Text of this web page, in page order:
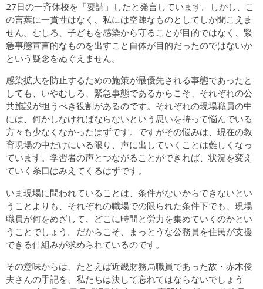
27日の一斉休校を「要請」したと発言しています。しかし、こ
の言葉に一貫性はなく、私には空疎なものとしてしか聞こえま
せん。むしろ、子どもを感染から守ることが目的ではなく、緊
急事態宣言的なものを出すこと自体が目的だったのではないか
という疑念をぬぐえません。
感染拡大を防止するための施策が最優先される事態であったと
しても、いやむしろ、緊急事態であるからこそ、それぞれの公
共施設が担うべき役割があるのです。それぞれの現場職員の中
には、何かしなければならないという思いを持って悩んでいる
方々も少なくなかったはずです。ですがその悩みは、現在の教
育現場の中だけにいる限り、声に出していくことは難しくなっ
ています。学習者の声とつながることができれば、状況を変え
ていく糸口はみえてくるはずです。
いま現場に問われていることは、条件がないからできないとい
うことよりも、それぞれの職場での限られた条件下でも、現場
職員が何をめざして、どこに時間と労力を集めていくのかとい
うことでしょう。だからこそ、まっとうな公務員を住民が支援
できる仕組みが求められているのです。
その意味からは、たとえば近畿財務局職員であった故・赤木俊
夫さんの手記を、私たちは決して忘れてはならないでしょう